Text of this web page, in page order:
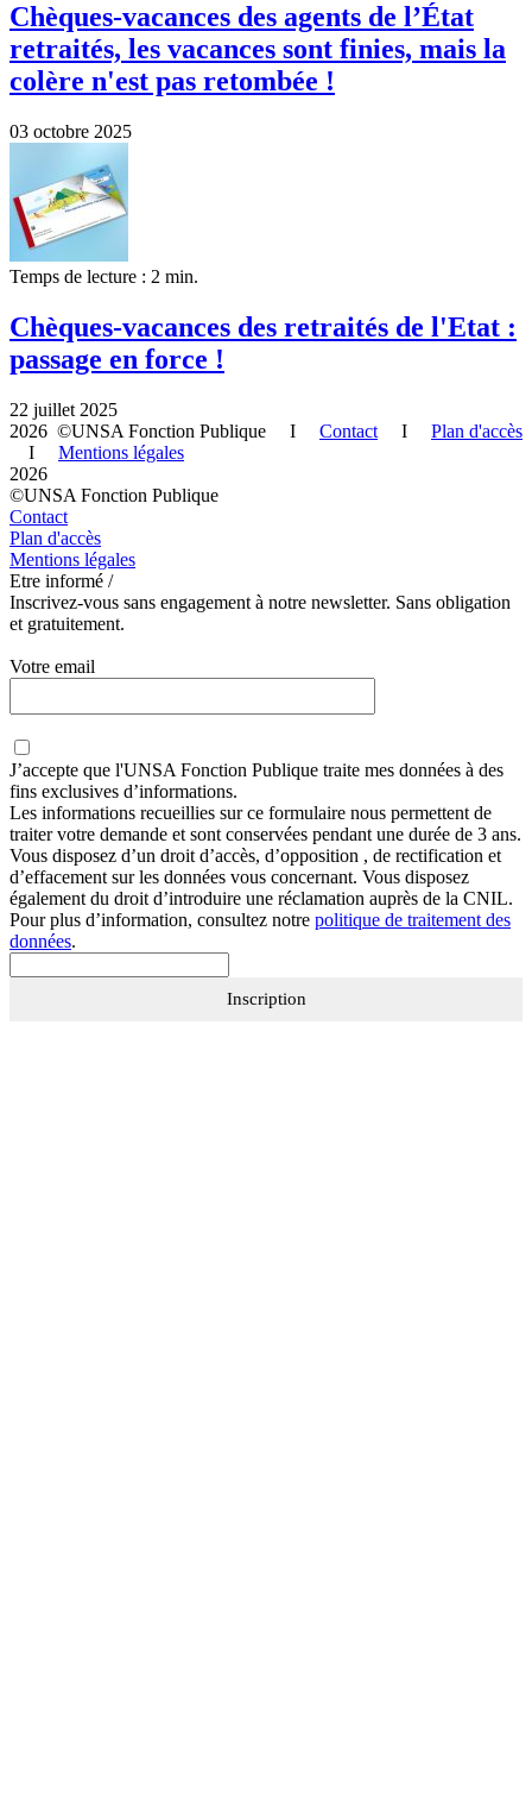
Chèques-vacances des agents de l’État
retraités, les vacances sont finies, mais la
colère n'est pas retombée !
03 octobre 2025
Temps de lecture : 2 min.
Chèques-vacances des retraités de l'Etat :
passage en force !
22 juillet 2025
2026 ©UNSA Fonction Publique I Contact I Plan d'accès
I Mentions légales
2026
©UNSA Fonction Publique
Contact
Plan d'accès
Mentions légales
Etre informé /
Inscrivez-vous sans engagement à notre newsletter. Sans obligation
et gratuitement.
Votre email
J’accepte que l'UNSA Fonction Publique traite mes données à des
fins exclusives d’informations.
Les informations recueillies sur ce formulaire nous permettent de
traiter votre demande et sont conservées pendant une durée de 3 ans.
Vous disposez d’un droit d’accès, d’opposition , de rectification et
d’effacement sur les données vous concernant. Vous disposez
également du droit d’introduire une réclamation auprès de la CNIL.
Pour plus d’information, consultez notre politique de traitement des
données.
Inscription